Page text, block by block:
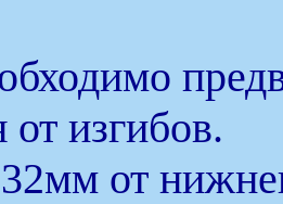
от изгибов.
от